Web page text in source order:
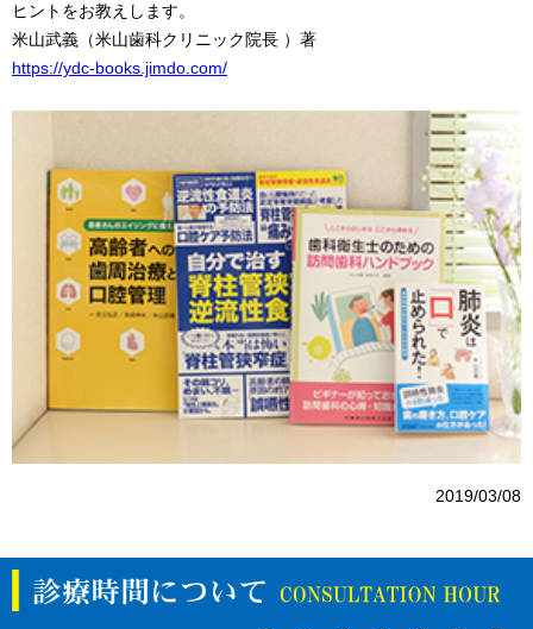
ヒントをお教えします。
米山武義（米山歯科クリニック院長 ）著
https://ydc-books.jimdo.com/
2019/03/08